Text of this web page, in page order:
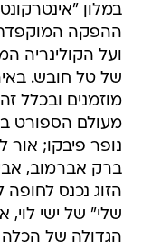
במלון
ועל הקולינריה
של טל חובש.
מוזמנים ובכלל
מעולם הספורט
נופר פיבקו; אור
ברק אברמוב, אבי
הזוג נכנס
שלי" של ישי
הגדולה של